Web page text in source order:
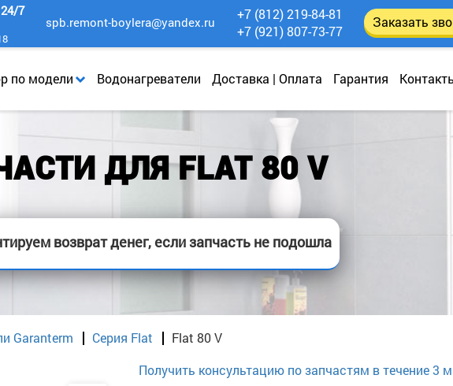
по модели Водонагреватели Доставка | Оплата Гарантия
24/7
spb.remont-boylera@yandex.ru
+7 (812) 219-84-81
+7 (921) 807-73-77
Заказать
ДЛЯ FLAT 80 V
возврат денег, если запчасть не подошла
Garanterm Серия Flat Flat 80 V
Получить консультацию по запчастям в течение 3